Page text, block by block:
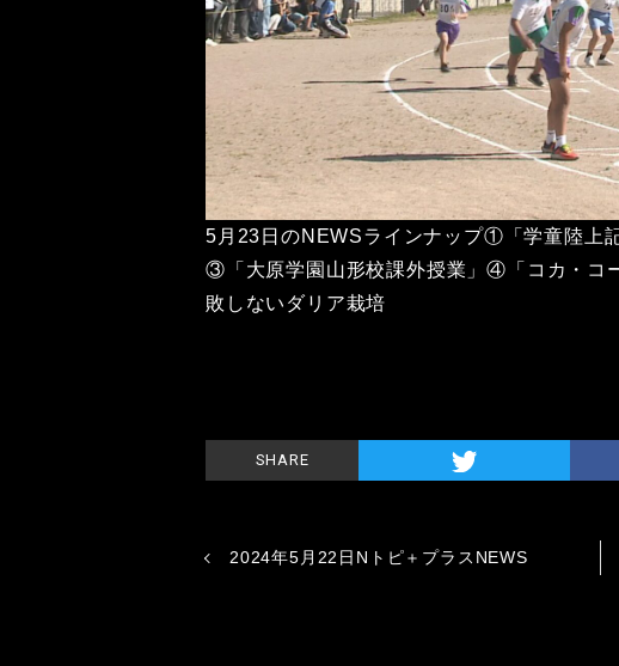
5月23日のNEWSラインナップ①「学童陸上
③「大原学園山形校課外授業」④「コカ・コ
敗しないダリア栽培
SHARE
2024年5月22日Nトピ＋プラスNEWS